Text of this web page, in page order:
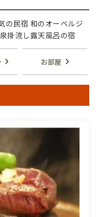
の民宿 和のオーベルジ
掛流し露天風呂の宿
お部屋